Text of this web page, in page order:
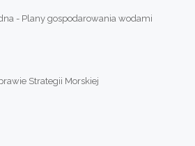
- Plany gospodarowania wodami
Strategii Morskiej